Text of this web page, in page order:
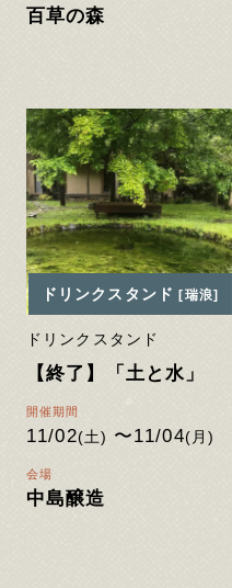
百草の森
ドリンクスタンド [瑞浪]
ドリンクスタンド
【終了】「土と水」
開催期間
11/02(土) 〜11/04(月)
会場
中島醸造